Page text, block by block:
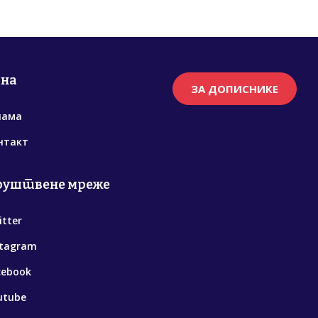
мреже
ЗА ДОПИСНИКЕ